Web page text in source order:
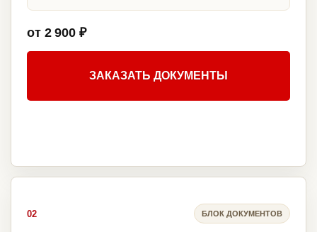
от 2 900 ₽
ЗАКАЗАТЬ ДОКУМЕНТЫ
02 БЛОК ДОКУМЕНТОВ